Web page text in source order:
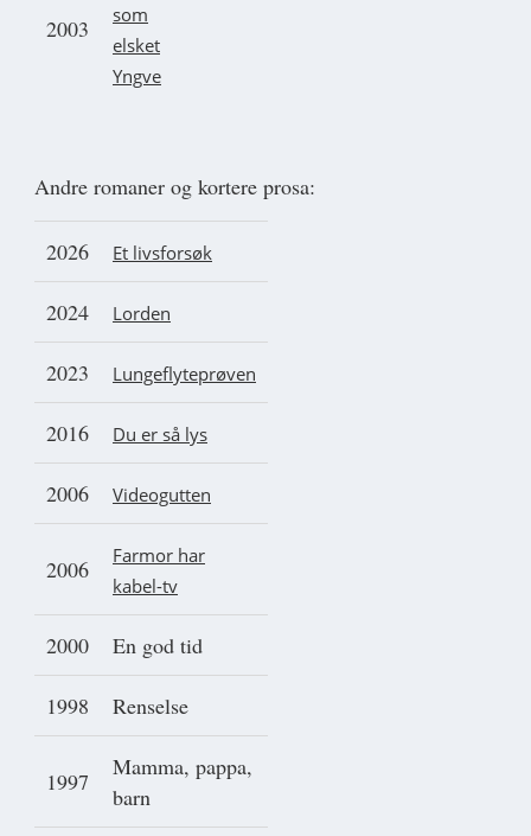
2003
som
elsket
Yngve
Andre romaner og kortere prosa:
2026 Et livsforsøk
2024 Lorden
2023 Lungeflyteprøven
2016 Du er så lys
2006 Videogutten
2006
Farmor har
kabel-tv
2000 En god tid
1998 Renselse
1997
Mamma, pappa,
barn